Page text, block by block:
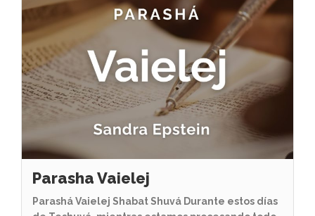
Parasha Vaielej
Parashá Vaielej Shabat Shuvá Durante estos días